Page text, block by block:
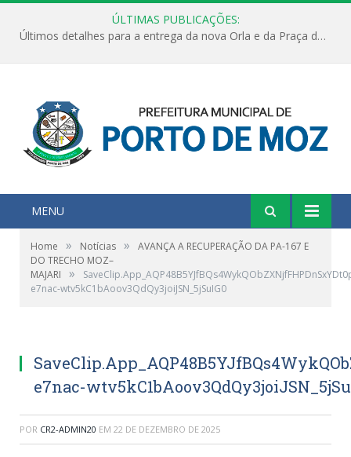
ÚLTIMAS PUBLICAÇÕES:
Últimos detalhes para a entrega da nova Orla e da Praça do Praião
MENU
Home » Notícias »
AVANÇA A RECUPERAÇÃO DA PA-167 E
DO TRECHO MOZ–
MAJARI
»
e7nac-wtv5kC1bAoov3QdQy3joiJSN_5jSuIG0
e7nac-
POR CR2-ADMIN20 EM 22 DE DEZEMBRO DE 2025